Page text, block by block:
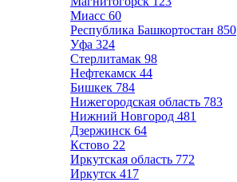
Миасс 60
Республика Башкортостан 850
Уфа 324
Стерлитамак 98
Нефтекамск 44
Бишкек 784
Нижегородская область 783
Нижний Новгород 481
Дзержинск 64
Кстово 22
Иркутская область 772
Иркутск 417